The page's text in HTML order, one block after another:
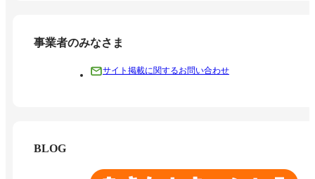
事業者のみなさま
サイト掲載に関するお問い合わせ
BLOG